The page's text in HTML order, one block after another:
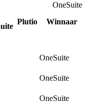
OneSuite
Plutio
Winnaar
OneSuite
OneSuite
OneSuite